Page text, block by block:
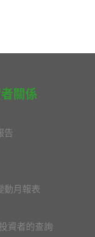
關係
告
動月報表
資者的查詢